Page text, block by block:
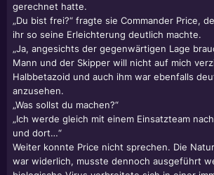
gerechnet hatte.
„Du bist frei?“ fragte sie Commander Price,
ihr so seine Erleichterung deutlich machte.
„Ja, angesichts der gegenwärtigen Lage
Mann und der Skipper will nicht auf mich
Halbbetazoid und auch ihm war ebenfalls
anzusehen.
„Was sollst du machen?“
„Ich werde gleich mit einem Einsatzteam
und dort…“
Weiter konnte Price nicht sprechen. Die
war widerlich, musste dennoch ausgeführt